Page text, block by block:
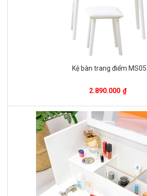
Kệ bàn trang điểm MS05
2.890.000 ₫